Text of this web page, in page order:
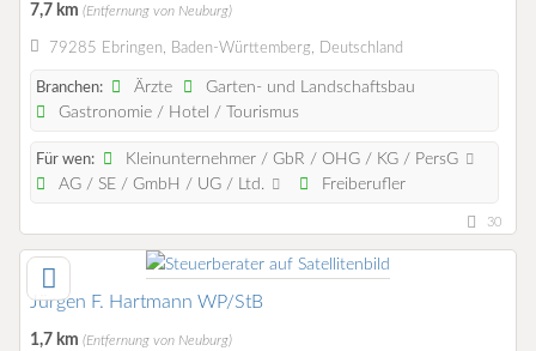
7,7 km (Entfernung von Neuburg)
79285 Ebringen, Baden-Württemberg, Deutschland
Branchen: Ärzte
Garten- und Landschaftsbau
Gastronomie / Hotel / Tourismus
Für wen:
Kleinunternehmer / GbR / OHG / KG / PersG
AG / SE / GmbH / UG / Ltd.
Freiberufler
30
Jürgen F. Hartmann WP/StB
1,7 km (Entfernung von Neuburg)